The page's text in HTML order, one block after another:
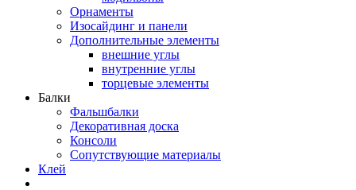
Орнаменты
Изосайдинг и панели
Дополнительные элементы
внешние углы
внутренние углы
торцевые элементы
Балки
Фальшбалки
Декоративная доска
Консоли
Сопутствующие материалы
Клей